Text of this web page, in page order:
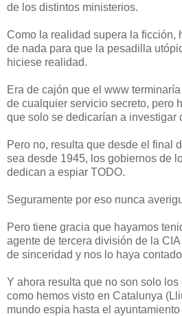
de los distintos ministerios.
Como la realidad supera la ficción,
de nada para que la pesadilla
hiciese realidad.
Era de cajón que el www
de cualquier servicio secreto, pero
que solo se dedicarían a investigar
Pero no, resulta que desde el final
sea desde 1945, los gobiernos de
dedican a espiar TODO.
Seguramente por eso nunca
Pero tiene gracia que hayamos
agente de tercera división de la
de sinceridad y nos lo haya
Y ahora resulta que no son solo
como hemos visto en Catalunya
mundo espia hasta el